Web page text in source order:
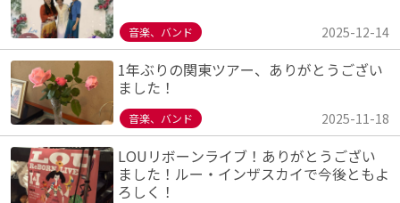
音楽、バンド 2025-12-14
1年ぶりの関東ツアー、ありがとうござい
ました！
音楽、バンド 2025-11-18
LOUリボーンライブ！ありがとうござい
ました！ルー・インザスカイで今後ともよ
ろしく！